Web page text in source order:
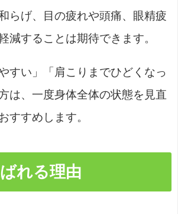
らげ、目の疲れや頭痛、眼精疲
減することは期待できます。
すい」「肩こりまでひどくなっ
は、一度身体全体の状態を見直
すすめします。
れる理由